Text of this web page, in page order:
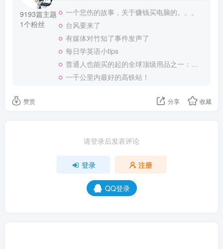
9193篇主题
1个粉丝
一个悲伤的故事，关于赚钱买电脑的。。。
台风要来了
有媒体对竹知了事件发声了
每日学英语小tips
普通人也能买的起的全球顶级用品之一：WD-40润滑除锈剂！
一千公里内最好的高铁站！
赞赏 分享 收藏
请登录后发表评论
登录 注册
QQ登录